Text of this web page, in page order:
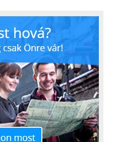
fejlődésen
jóval többet kínál egy
aTechnokratafőoldalán!
is!